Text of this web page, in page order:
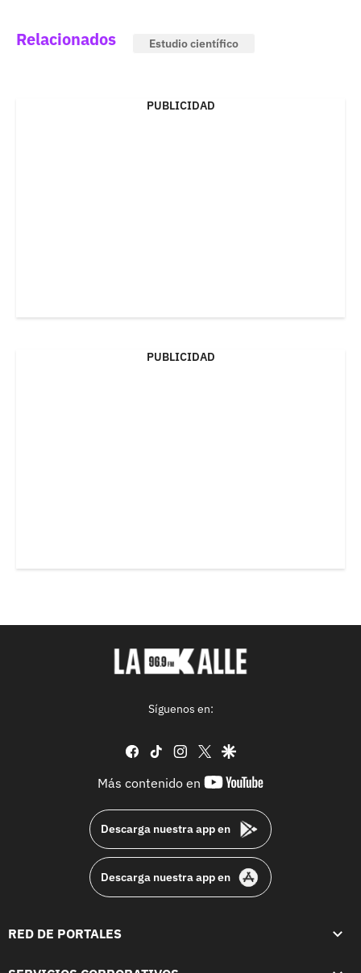
Relacionados Estudio científico
PUBLICIDAD
PUBLICIDAD
Síguenos en:
facebook
tiktok instagram
twittergoogle
Más contenido en
youtube-
Descarga nuestra app en
Descarga nuestra app en
RED DE PORTALES